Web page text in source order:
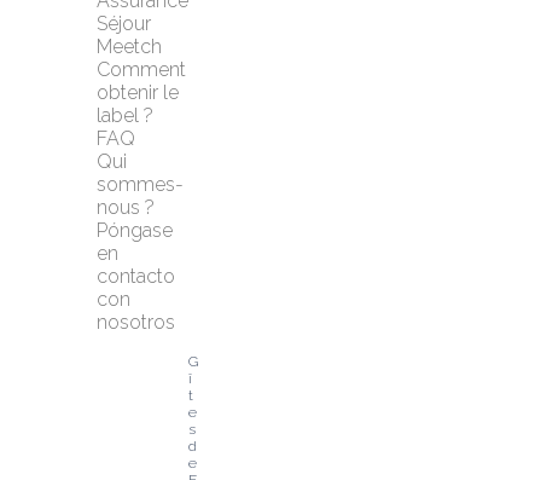
Séjour
Meetch
Comment
obtenir le
label ?
FAQ
Qui
sommes-
nous ?
Póngase
en
contacto
con
nosotros
G
î
t
e
s
d
e